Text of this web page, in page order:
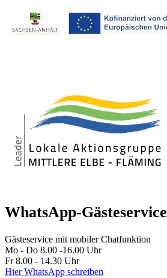
WhatsApp-Gästeservice
Gästeservice mit mobiler Chatfunktion
Mo - Do 8.00 -16.00 Uhr
Fr 8.00 - 14.30 Uhr
Hier WhatsApp schreiben